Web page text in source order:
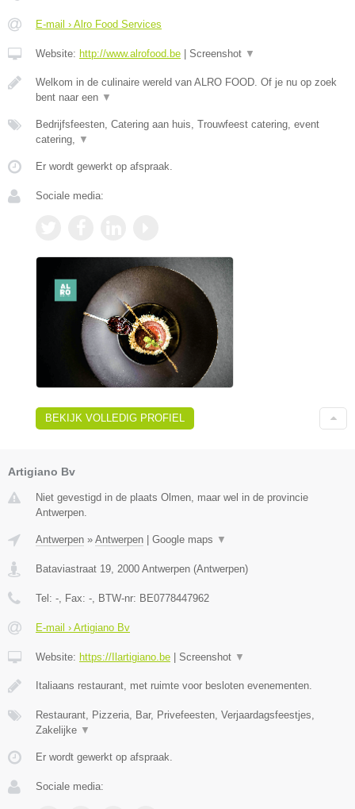
E-mail › Alro Food Services
Website: http://www.alrofood.be Screenshot ▼
Welkom in de culinaire wereld van ALRO FOOD. Of je nu op zoek
bent naar een ▼
Bedrijfsfeesten, Catering aan huis, Trouwfeest catering, event
catering,
▼
Er wordt gewerkt op afspraak.
Sociale media:
BEKIJK VOLLEDIG PROFIEL
Artigiano Bv
Niet gevestigd in de plaats Olmen, maar wel in de provincie
Antwerpen.
Antwerpen » Antwerpen Google maps ▼
Bataviastraat 19, 2000 Antwerpen (Antwerpen)
Tel: -, Fax: -, BTW-nr: BE0778447962
E-mail › Artigiano Bv
Website: https://Ilartigiano.be Screenshot ▼
Italiaans restaurant, met ruimte voor besloten evenementen.
Restaurant, Pizzeria, Bar, Privefeesten, Verjaardagsfeestjes,
Zakelijke ▼
Er wordt gewerkt op afspraak.
Sociale media: